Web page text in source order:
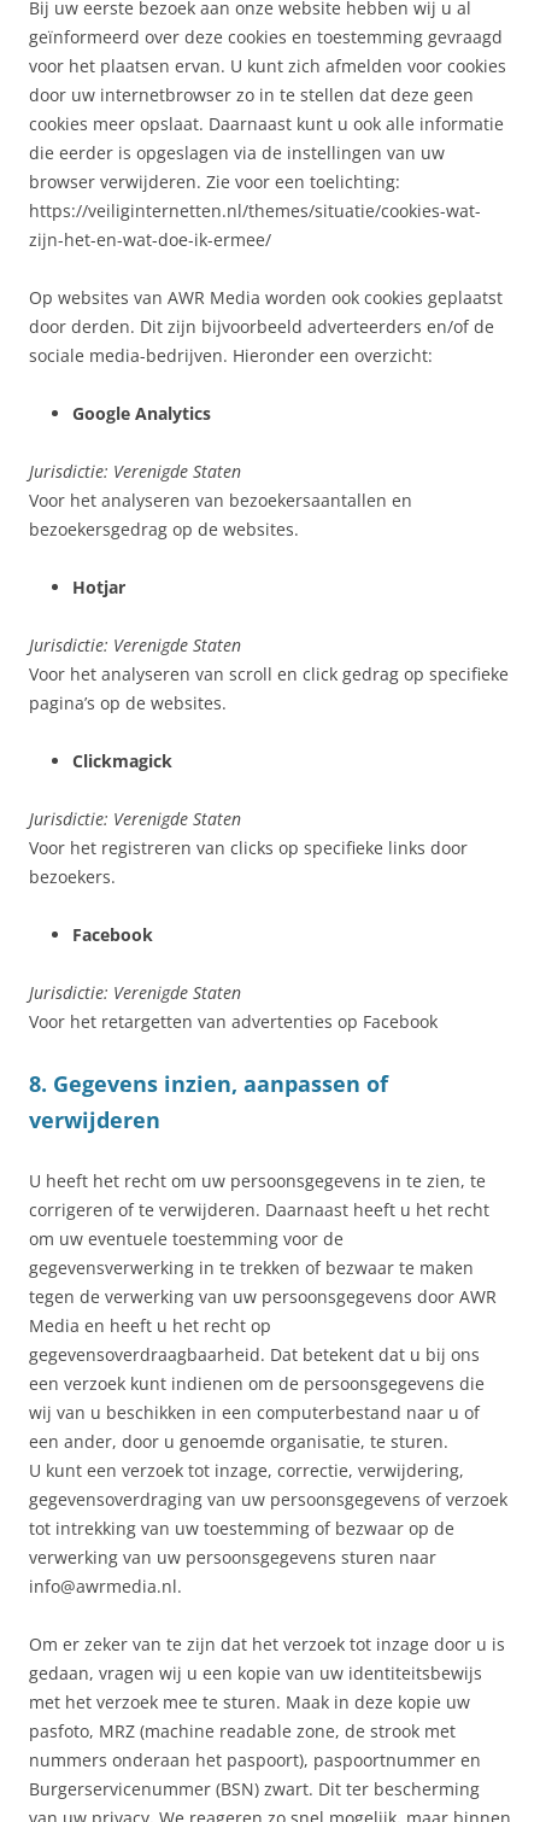
Bij uw eerste bezoek aan onze website hebben wij u al
geïnformeerd over deze cookies en toestemming gevraagd
voor het plaatsen ervan. U kunt zich afmelden voor cookies
door uw internetbrowser zo in te stellen dat deze geen
cookies meer opslaat. Daarnaast kunt u ook alle informatie
die eerder is opgeslagen via de instellingen van uw
browser verwijderen. Zie voor een toelichting:
https://veiliginternetten.nl/themes/situatie/cookies-wat-
zijn-het-en-wat-doe-ik-ermee/
Op websites van AWR Media worden ook cookies geplaatst
door derden. Dit zijn bijvoorbeeld adverteerders en/of de
sociale media-bedrijven. Hieronder een overzicht:
Google Analytics
Jurisdictie: Verenigde Staten
Voor het analyseren van bezoekersaantallen en
bezoekersgedrag op de websites.
Hotjar
Jurisdictie: Verenigde Staten
Voor het analyseren van scroll en click gedrag op specifieke
pagina’s op de websites.
Clickmagick
Jurisdictie: Verenigde Staten
Voor het registreren van clicks op specifieke links door
bezoekers.
Facebook
Jurisdictie: Verenigde Staten
Voor het retargetten van advertenties op Facebook
8. Gegevens inzien, aanpassen of
verwijderen
U heeft het recht om uw persoonsgegevens in te zien, te
corrigeren of te verwijderen. Daarnaast heeft u het recht
om uw eventuele toestemming voor de
gegevensverwerking in te trekken of bezwaar te maken
tegen de verwerking van uw persoonsgegevens door AWR
Media en heeft u het recht op
gegevensoverdraagbaarheid. Dat betekent dat u bij ons
een verzoek kunt indienen om de persoonsgegevens die
wij van u beschikken in een computerbestand naar u of
een ander, door u genoemde organisatie, te sturen.
U kunt een verzoek tot inzage, correctie, verwijdering,
gegevensoverdraging van uw persoonsgegevens of verzoek
tot intrekking van uw toestemming of bezwaar op de
verwerking van uw persoonsgegevens sturen naar
info@awrmedia.nl.
Om er zeker van te zijn dat het verzoek tot inzage door u is
gedaan, vragen wij u een kopie van uw identiteitsbewijs
met het verzoek mee te sturen. Maak in deze kopie uw
pasfoto, MRZ (machine readable zone, de strook met
nummers onderaan het paspoort), paspoortnummer en
Burgerservicenummer (BSN) zwart. Dit ter bescherming